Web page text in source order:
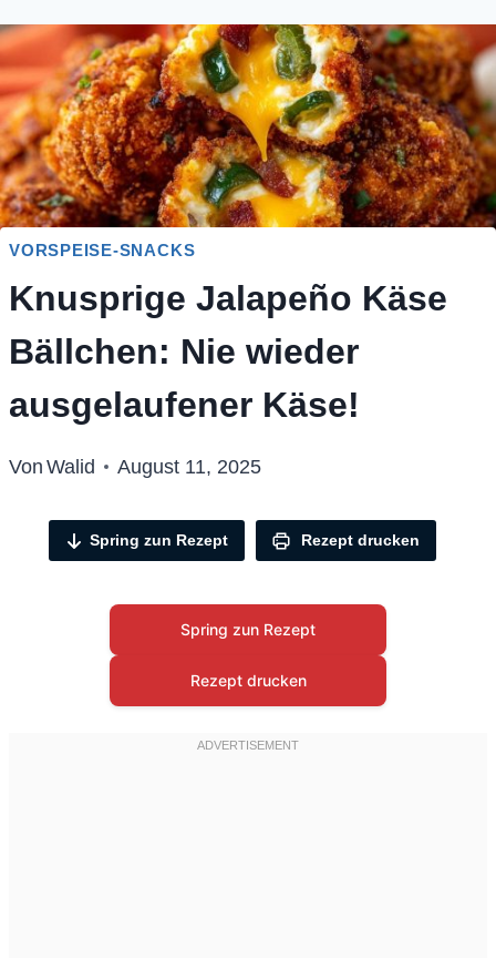
VORSPEISE-SNACKS
Knusprige Jalapeño Käse
Bällchen: Nie wieder
ausgelaufener Käse!
Von Walid August 11, 2025
Spring zun Rezept Rezept drucken
Spring zun Rezept
Rezept drucken